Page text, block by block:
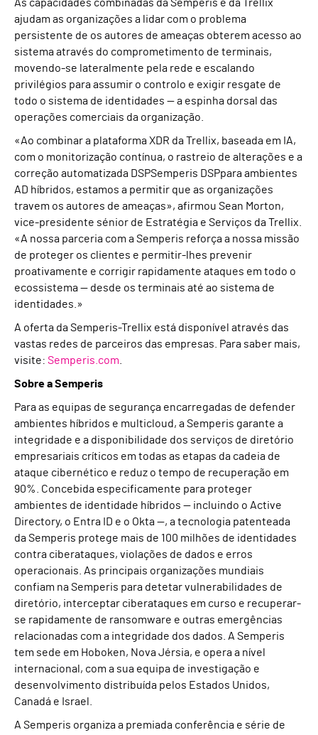
As capacidades combinadas da Semperis e da Trellix
ajudam as organizações a lidar com o problema
persistente de os autores de ameaças obterem acesso ao
sistema através do comprometimento de terminais,
movendo-se lateralmente pela rede e escalando
privilégios para assumir o controlo e exigir resgate de
todo o sistema de identidades — a espinha dorsal das
operações comerciais da organização.
«Ao combinar a plataforma XDR da Trellix, baseada em IA,
com o monitorização contínua, o rastreio de alterações e a
correção automatizada DSPSemperis DSPpara ambientes
AD híbridos, estamos a permitir que as organizações
travem os autores de ameaças», afirmou Sean Morton,
vice-presidente sénior de Estratégia e Serviços da Trellix.
«A nossa parceria com a Semperis reforça a nossa missão
de proteger os clientes e permitir-lhes prevenir
proativamente e corrigir rapidamente ataques em todo o
ecossistema — desde os terminais até ao sistema de
identidades.»
A oferta da Semperis-Trellix está disponível através das
vastas redes de parceiros das empresas. Para saber mais,
visite: Semperis.com
Sobre a Semperis
Para as equipas de segurança encarregadas de defender
ambientes híbridos e multicloud, a Semperis garante a
integridade e a disponibilidade dos serviços de diretório
empresariais críticos em todas as etapas da cadeia de
ataque cibernético e reduz o tempo de recuperação em
90%. Concebida especificamente para proteger
ambientes de identidade híbridos — incluindo o Active
Directory, o Entra ID e o Okta —, a tecnologia patenteada
da Semperis protege mais de 100 milhões de identidades
contra ciberataques, violações de dados e erros
operacionais. As principais organizações mundiais
confiam na Semperis para detetar vulnerabilidades de
diretório, interceptar ciberataques em curso e recuperar-
se rapidamente de ransomware e outras emergências
relacionadas com a integridade dos dados. A Semperis
tem sede em Hoboken, Nova Jérsia, e opera a nível
internacional, com a sua equipa de investigação e
desenvolvimento distribuída pelos Estados Unidos,
Canadá e Israel.
A Semperis organiza a premiada conferência e série de